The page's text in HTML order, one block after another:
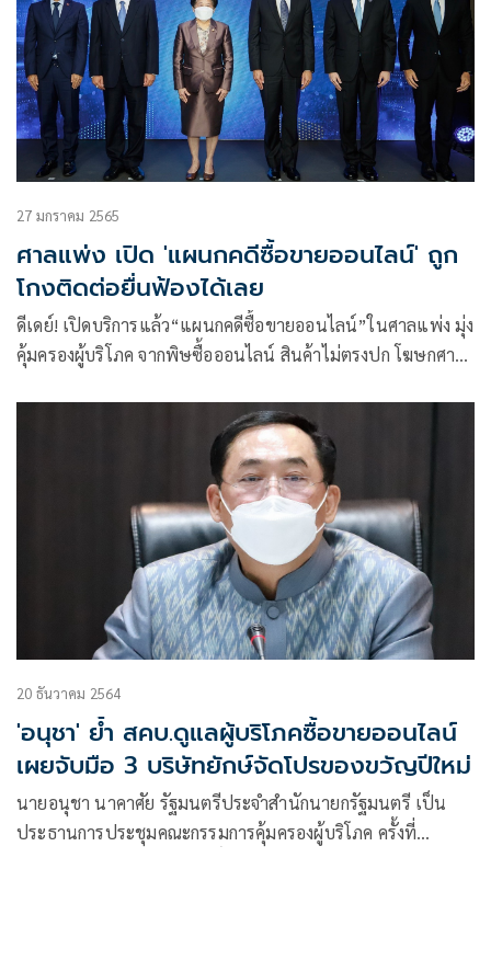
27 มกราคม 2565
ศาลแพ่ง เปิด 'แผนกคดีซื้อขายออนไลน์' ถูก
โกงติดต่อยื่นฟ้องได้เลย
ดีเดย์! เปิดบริการแล้ว“แผนกคดีซื้อขายออนไลน์”ในศาลแพ่ง มุ่ง
คุ้มครองผู้บริโภค จากพิษซื้อออนไลน์ สินค้าไม่ตรงปก โฆษกศาล
เก็บหลักฐานสั่งซื้อจ่ายเงินส่งศาล พร้อมติดตามความคืบหน้าคดี
ได้ใน 12 ชม.กรุงไทยร่วมพัฒนาช่องทางยื่นฟ้องผ่าน e-Filing
ตามสโลแกน “ความยุติธรรมที่เข้าถึงง่าย”
20 ธันวาคม 2564
'อนุชา' ย้ำ สคบ.ดูแลผู้บริโภคซื้อขายออนไลน์
เผยจับมือ 3 บริษัทยักษ์จัดโปรของขวัญปีใหม่
นายอนุชา นาคาศัย รัฐมนตรีประจำสำนักนายกรัฐมนตรี เป็น
ประธานการประชุมคณะกรรมการคุ้มครองผู้บริโภค ครั้งที่